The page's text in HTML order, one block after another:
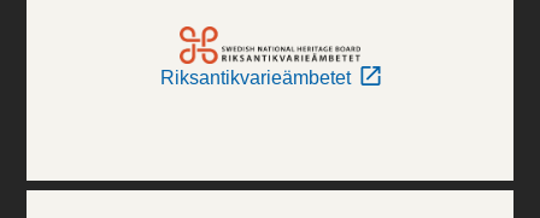
Riksantikvarieämbetet